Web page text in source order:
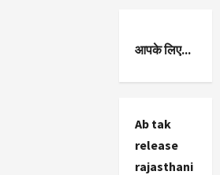
आपके लिए...
Ab tak
release
rajasthani